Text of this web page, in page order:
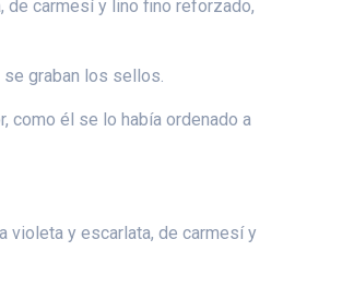
de carmesí y lino fino reforzado,
graban los sellos.
como él se lo había ordenado a
violeta y escarlata, de carmesí y